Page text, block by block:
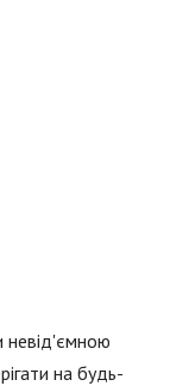
невід'ємною
на будь-